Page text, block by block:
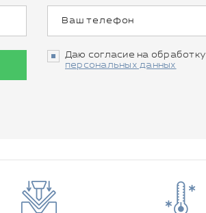
Даю согласие на обработку
персональных данных